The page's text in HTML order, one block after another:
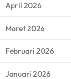
April 2026
Maret 2026
Februari 2026
Januari 2026